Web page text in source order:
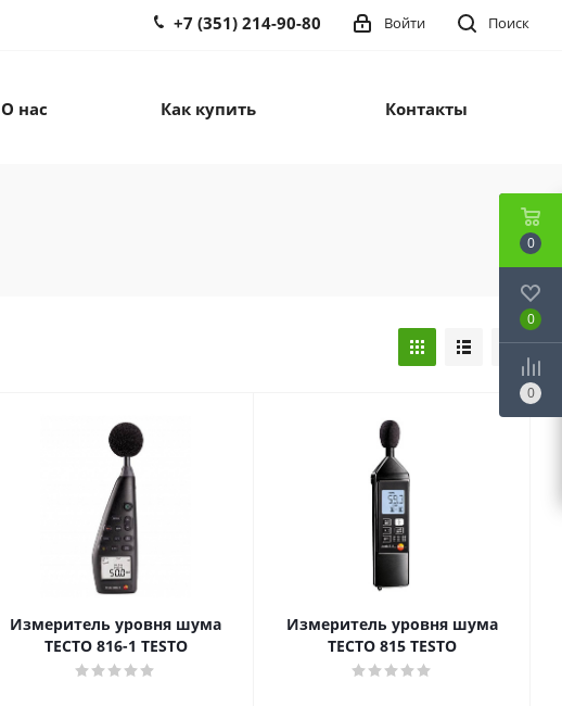
Поиск
Войти
+7 (351) 214-90-80
О нас Как купить Контакты
Измеритель уровня шума
ТЕСТО 816-1 TESTO
Измеритель уровня шума
ТЕСТО 815 TESTO
0
0
0